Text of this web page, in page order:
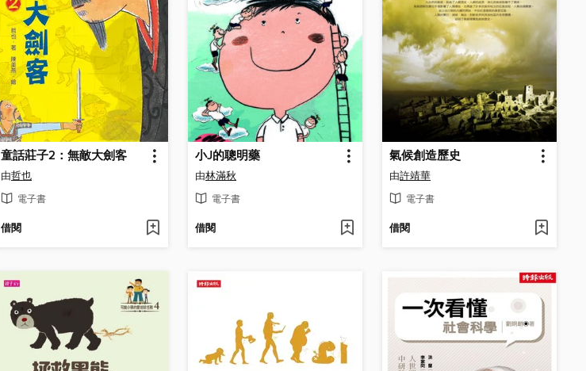
童話莊子2：無敵大劍客
由哲也
電子書
借閱
小J的聰明藥
由林滿秋
電子書
借閱
氣候創造歷史
由許靖華
電子書
借閱